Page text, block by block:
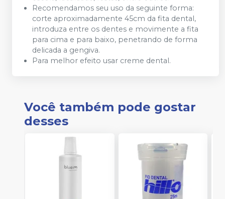
Recomendamos seu uso da seguinte forma:
corte aproximadamente 45cm da fita dental,
introduza entre os dentes e movimente a fita
para cima e para baixo, penetrando de forma
delicada a gengiva.
Para melhor efeito usar creme dental.
Você também pode gostar
desses